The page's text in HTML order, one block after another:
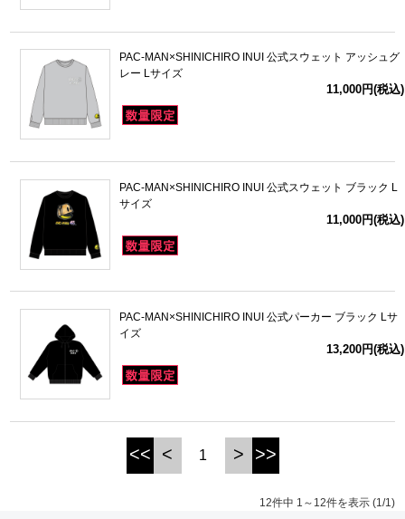
PAC-MAN×SHINICHIRO INUI 公式スウェット アッシュグ
レー Lサイズ
11,000円(税込)
PAC-MAN×SHINICHIRO INUI 公式スウェット ブラック L
サイズ
11,000円(税込)
PAC-MAN×SHINICHIRO INUI 公式パーカー ブラック Lサ
イズ
13,200円(税込)
<< < 1 > >>
12件中 1～12件を表示 (1/1)